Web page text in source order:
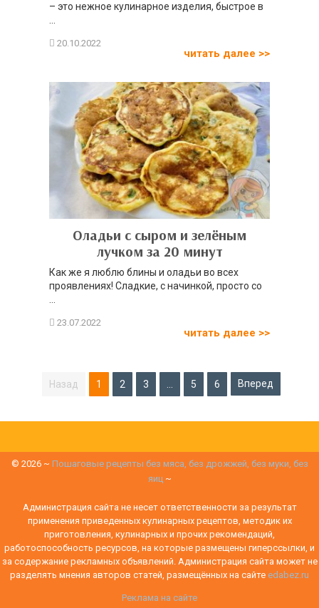
– это нежное кулинарное изделия, быстрое в
...
читать далее >>
Оладьи с сыром и зелёным
лучком за 20 минут
Как же я люблю блины и оладьи во всех
проявлениях! Сладкие, с начинкой, просто со
читать далее >>
1 2 3 5 6 Вперед
© 2026~ Пошаговые рецепты без мяса, без дрожжей, без муки, без
яиц~
Администрация сайта не несет ответственности за результат
применения приведенных кулинарных рецептов, методик их
приготовления, кулинарных и прочих рекомендаций,
работоспособность ресурсов, на которые размещены гиперссылки, и
за содержание рекламных объявлений. Администрация сайта может не
разделять мнения авторов статей, размещённых на сайте edabez.ru
Реклама на сайте